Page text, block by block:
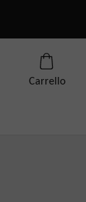
Carrello